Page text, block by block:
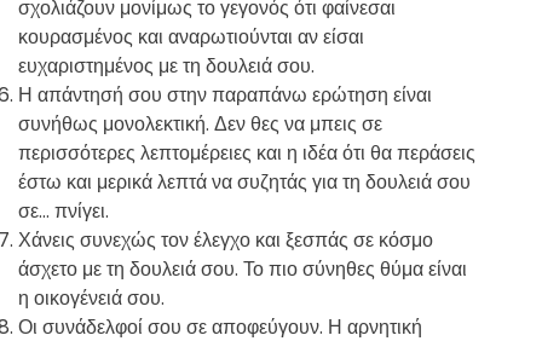
σχολιάζουν μονίμως το γεγονός ότι φαίνεσαι
κουρασμένος και αναρωτιούνται αν είσαι
ευχαριστημένος με τη δουλειά σου.
Η απάντησή σου στην παραπάνω ερώτηση είναι
συνήθως μονολεκτική. Δεν θες να μπεις σε
περισσότερες λεπτομέρειες και η ιδέα ότι θα περάσεις
έστω και μερικά λεπτά να συζητάς για τη δουλειά σου
σε… πνίγει.
Χάνεις συνεχώς τον έλεγχο και ξεσπάς σε κόσμο
άσχετο με τη δουλειά σου. Το πιο σύνηθες θύμα είναι
η οικογένειά σου.
Οι συνάδελφοί σου σε αποφεύγουν. Η αρνητική